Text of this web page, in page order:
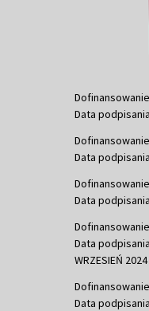
Data
Data
Data
Data
WRZESIEŃ
Data